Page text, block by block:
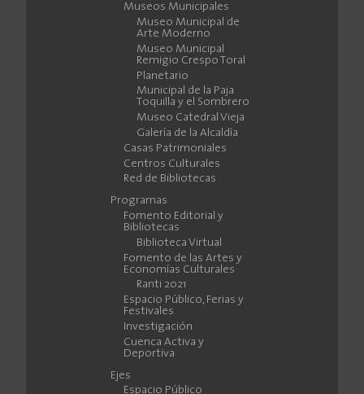
Museos Municipales
Museo Municipal de
Arte Moderno
Museo Municipal
Remigio Crespo Toral
Planetario
Municipal de la Paja
Toquilla y el Sombrero
Museo Catedral Vieja
Galería de la Alcaldía
Casas Patrimoniales
Centros Culturales
Red de Bibliotecas
Programas
Fomento Editorial y
Bibliotecas
Biblioteca Virtual
Fomento de las Artes y
Economías Culturales
Ranti 2021
Espacio Público, Ferias y
Festivales
Investigación
Cuenca Activa y
Deportiva
Ejes
Espacio Público